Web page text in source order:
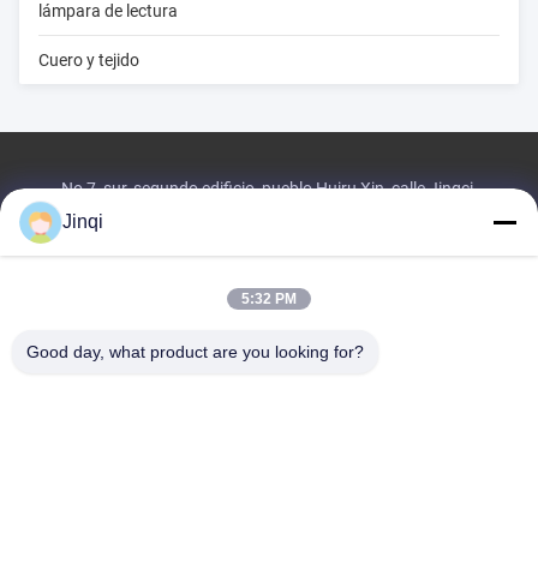
lámpara de lectura
Cuero y tejido
No 7, sur, segundo edificio, pueblo Huiru Xin, calle Jingci,
Huangzhou, ciudad de Shilong, ciudad de Donggu
Control De CalidadContactoSolicitar Una Cotización
Jinqi
5:32 PM
Good day, what product are you looking for?